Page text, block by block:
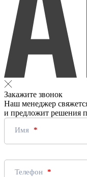
Закажите звонок
Наш менеджер
и предложит решения
Имя
Телефон